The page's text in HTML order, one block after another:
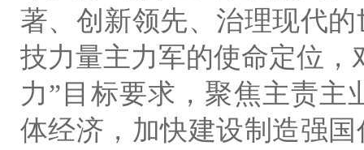
著、创新领先、治理现代
技力量主力军的使命定位，
力”目标要求，聚焦主责主
体经济，加快建设制造强